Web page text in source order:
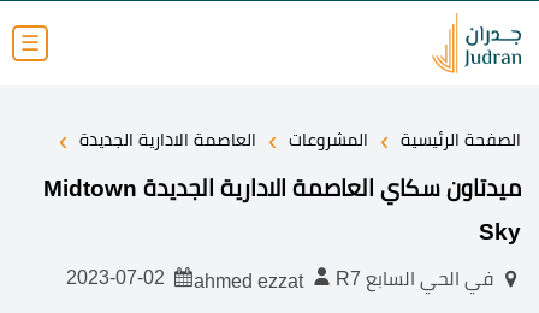
☰
الصفحة الرئيسية › المشروعات › العاصمة الادارية الجديدة ›
ميدتاون سكاي العاصمة الادارية الجديدة Midtown
Sky
في الحي السابع R7 ahmed ezzat